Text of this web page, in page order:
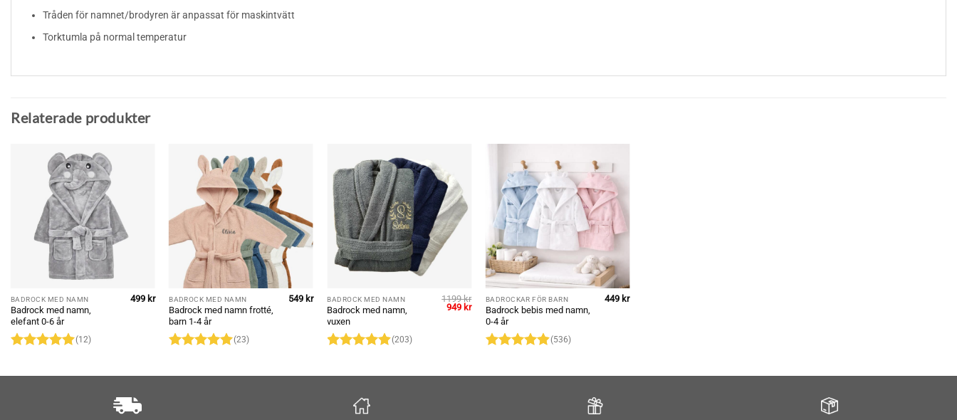
Tråden för namnet/brodyren är anpassat för maskintvätt
Torktumla på normal temperatur
Relaterade produkter
BADROCK MED NAMN
Badrock med namn,
elefant 0-6 år
(12)
499 kr BADROCK MED NAMN
Badrock med namn frotté,
barn 1-4 år
(23)
549 kr BADROCK MED NAMN
Badrock med namn,
vuxen
(203)
1199kr
Det
ursprungliga
949 krDet
nuvarande
priset
949 kr.
BADROCKAR FÖR BARN
Badrock bebis med namn,
0-4 år
(536)
449 kr